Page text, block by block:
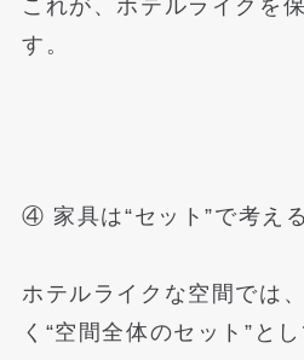
これが、ホテルライクを
す。
④ 家具は“セット”で考える
ホテルライクな空間では
く“空間全体のセット”と